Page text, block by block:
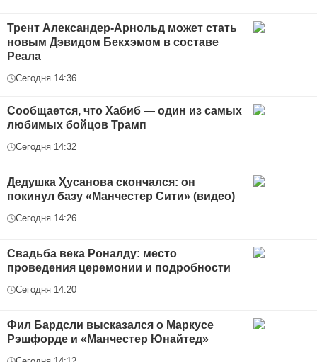
Трент Александер-Арнольд может стать
новым Дэвидом Бекхэмом в составе
Реала
Сегодня 14:36
Сообщается, что Хабиб — один из самых
любимых бойцов Трамп
Сегодня 14:32
Дедушка Ҳусанова скончался: он
покинул базу «Манчестер Сити» (видео)
Сегодня 14:26
Свадьба века Роналду: место
проведения церемонии и подробности
Сегодня 14:20
Фил Бардсли высказался о Маркусе
Рэшфорде и «Манчестер Юнайтед»